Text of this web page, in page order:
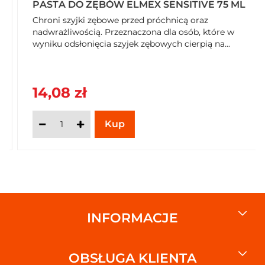
Przygotowanie i stosowanie
Rodzaj przechowywania
Wymiary od dostawcy
PASTA DO ZĘBÓW ELMEX SENSITIVE 75 ML
Chroni szyjki zębowe przed próchnicą oraz
nadwrażliwością. Przeznaczona dla osób, które w
wyniku odsłonięcia szyjek zębowych cierpią na...
14,08 zł
INFORMACJE
OBSŁUGA KLIENTA